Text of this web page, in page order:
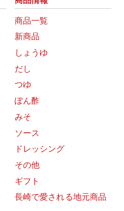
商品一覧
新商品
しょうゆ
だし
つゆ
ぽん酢
みそ
ソース
ドレッシング
その他
ギフト
長崎で愛される地元商品